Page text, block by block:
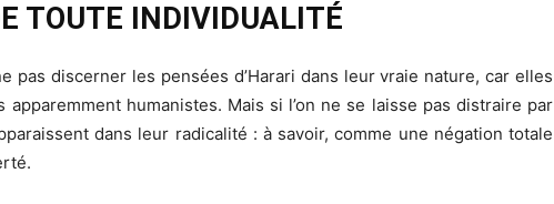
TOUTE INDIVIDUALITÉ
pas discerner les pensées d’Harari dans leur vraie nature, car elles
humanistes. Mais si l’on ne se laisse pas distraire par
dans leur radicalité : à savoir, comme une négation totale